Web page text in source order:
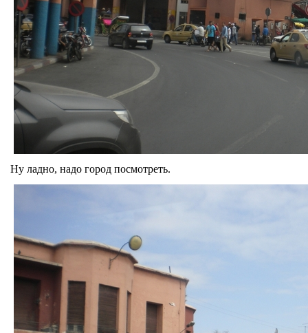
Ну ладно, надо город посмотреть.